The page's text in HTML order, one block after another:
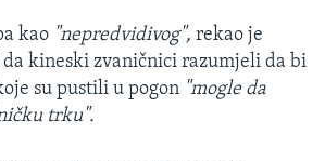
kao "nepredvidivog", rekao je
kineski zvaničnici razumjeli da bi
su pustili u pogon "mogle da
trku".